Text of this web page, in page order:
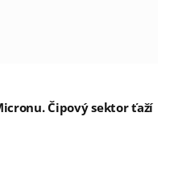
Čipový sektor ťaží